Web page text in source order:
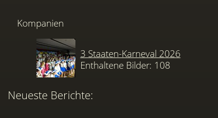
Kompanien
3 Staaten-Karneval 2026
Enthaltene Bilder: 108
Neueste Berichte: